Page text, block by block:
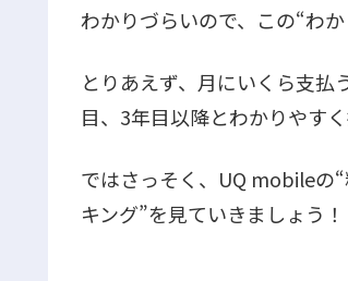
わかりづらいので、この“わ
とりあえず、月にいくら支
目、3年目以降とわかりやすく
ではさっそく、UQ mobileの
キング”を見ていきましょう！